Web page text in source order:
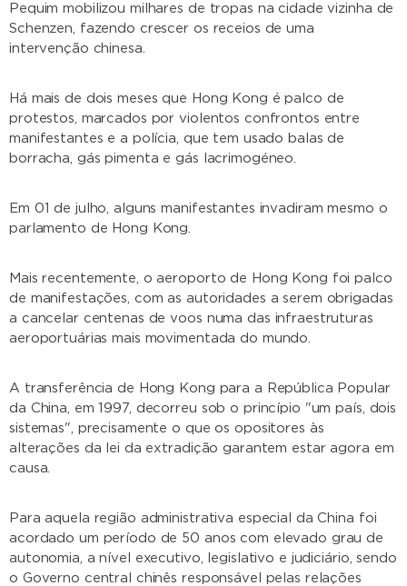
Pequim mobilizou milhares de tropas na cidade vizinha de
Schenzen, fazendo crescer os receios de uma
intervenção chinesa.
Há mais de dois meses que Hong Kong é palco de
protestos, marcados por violentos confrontos entre
manifestantes e a polícia, que tem usado balas de
borracha, gás pimenta e gás lacrimogéneo.
Em 01 de julho, alguns manifestantes invadiram mesmo o
parlamento de Hong Kong.
Mais recentemente, o aeroporto de Hong Kong foi palco
de manifestações, com as autoridades a serem obrigadas
a cancelar centenas de voos numa das infraestruturas
aeroportuárias mais movimentada do mundo.
A transferência de Hong Kong para a República Popular
da China, em 1997, decorreu sob o princípio "um país, dois
sistemas", precisamente o que os opositores às
alterações da lei da extradição garantem estar agora em
causa.
Para aquela região administrativa especial da China foi
acordado um período de 50 anos com elevado grau de
autonomia, a nível executivo, legislativo e judiciário, sendo
o Governo central chinês responsável pelas relações